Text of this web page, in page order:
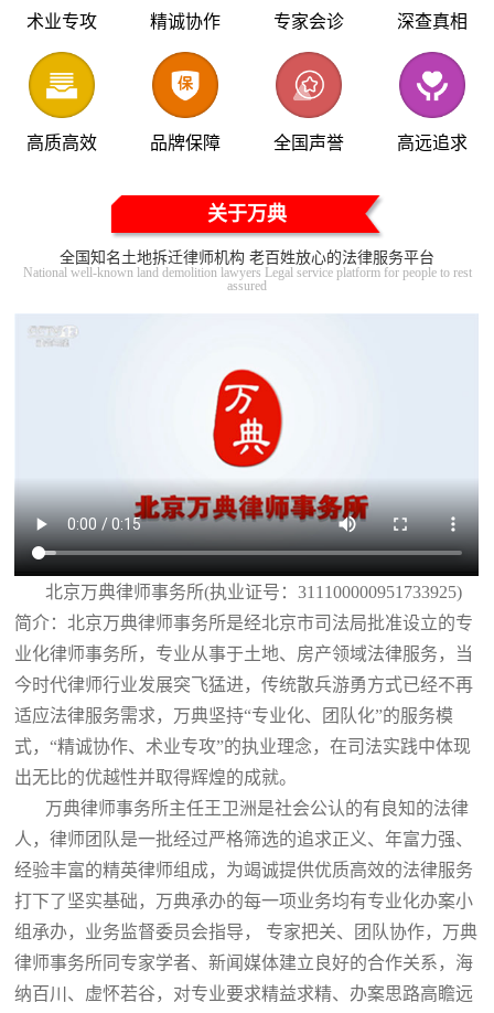
术业专攻 精诚协作 专家会诊 深查真相
高质高效 品牌保障 全国声誉 高远追求
关于万典
全国知名土地拆迁律师机构 老百姓放心的法律服务平台
National well-known land demolition lawyers Legal service platform for people to rest
assured
北京万典律师事务所(执业证号：311100000951733925)
简介：北京万典律师事务所是经北京市司法局批准设立的专
业化律师事务所，专业从事于土地、房产领域法律服务，当
今时代律师行业发展突飞猛进，传统散兵游勇方式已经不再
适应法律服务需求，万典坚持“专业化、团队化”的服务模
式，“精诚协作、术业专攻”的执业理念，在司法实践中体现
出无比的优越性并取得辉煌的成就。
万典律师事务所主任王卫洲是社会公认的有良知的法律
人，律师团队是一批经过严格筛选的追求正义、年富力强、
经验丰富的精英律师组成，为竭诚提供优质高效的法律服务
打下了坚实基础，万典承办的每一项业务均有专业化办案小
组承办，业务监督委员会指导， 专家把关、团队协作，万典
律师事务所同专家学者、新闻媒体建立良好的合作关系，海
纳百川、虚怀若谷，对专业要求精益求精、办案思路高瞻远